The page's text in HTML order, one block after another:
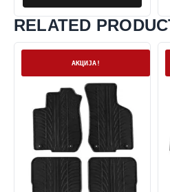
RELATED
АКЦИЈА!